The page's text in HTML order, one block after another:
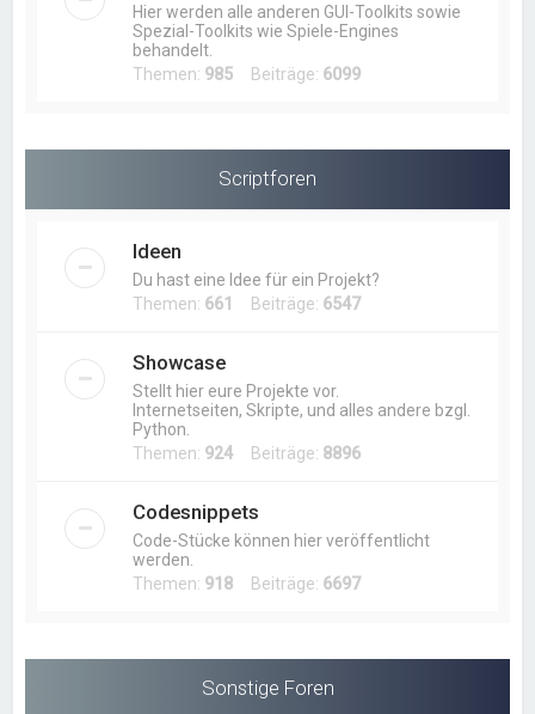
Hier werden alle anderen GUI-Toolkits sowie
Spezial-Toolkits wie Spiele-Engines
behandelt.
Themen: 985 Beiträge: 6099
Scriptforen
Ideen
Du hast eine Idee für ein Projekt?
Themen: 661 Beiträge: 6547
Showcase
Stellt hier eure Projekte vor.
Internetseiten, Skripte, und alles andere bzgl.
Python.
Themen: 924 Beiträge: 8896
Codesnippets
Code-Stücke können hier veröffentlicht
werden.
Themen: 918 Beiträge: 6697
Sonstige Foren